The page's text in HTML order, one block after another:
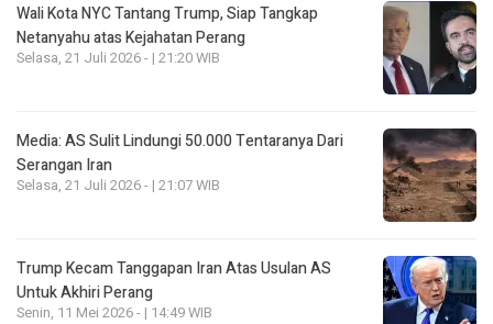
Wali Kota NYC Tantang Trump, Siap Tangkap
Netanyahu atas Kejahatan Perang
Selasa, 21 Juli 2026 - | 21:20 WIB
Media: AS Sulit Lindungi 50.000 Tentaranya Dari
Serangan Iran
Selasa, 21 Juli 2026 - | 21:07 WIB
Trump Kecam Tanggapan Iran Atas Usulan AS
Untuk Akhiri Perang
Senin, 11 Mei 2026 - | 14:49 WIB